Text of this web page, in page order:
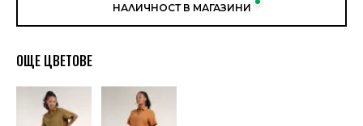
НАЛИЧНОСТ В МАГАЗИНИ
ОЩЕ ЦВЕТОВЕ